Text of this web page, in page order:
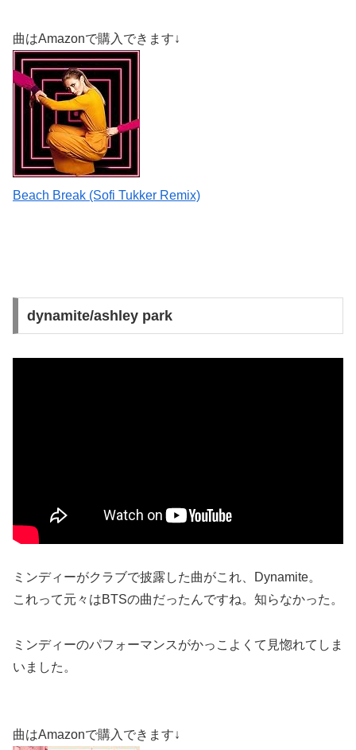
曲はAmazonで購入できます↓
Beach Break (Sofi Tukker Remix)
dynamite/ashley park
ミンディーがクラブで披露した曲がこれ、Dynamite。
これって元々はBTSの曲だったんですね。知らなかった。
ミンディーのパフォーマンスがかっこよくて見惚れてしま
いました。
曲はAmazonで購入できます↓